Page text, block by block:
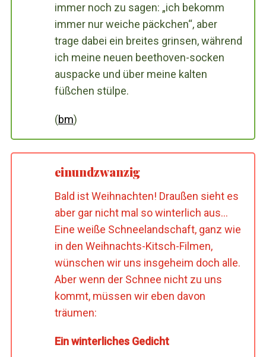
immer noch zu sagen: „ich bekomm
immer nur weiche päckchen“, aber
trage dabei ein breites grinsen, während
ich meine neuen beethoven-socken
auspacke und über meine kalten
füßchen stülpe.
(bm)
einundzwanzig
Bald ist Weihnachten! Draußen sieht es
aber gar nicht mal so winterlich aus…
Eine weiße Schneelandschaft, ganz wie
in den Weihnachts-Kitsch-Filmen,
wünschen wir uns insgeheim doch alle.
Aber wenn der Schnee nicht zu uns
kommt, müssen wir eben davon
träumen:
Ein winterliches Gedicht